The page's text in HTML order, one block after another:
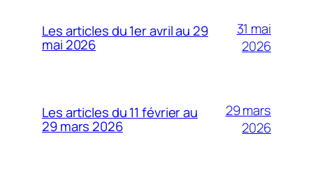
Les articles du 1er avril au 29
mai 2026
31 mai
2026
Les articles du 11 février au
29 mars 2026
29 mars
2026